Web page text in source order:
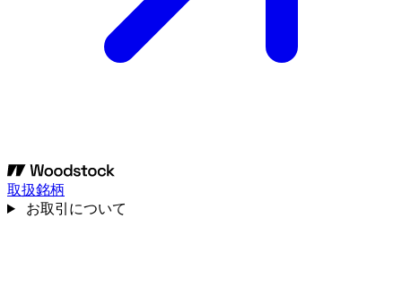
取扱銘柄
お取引について